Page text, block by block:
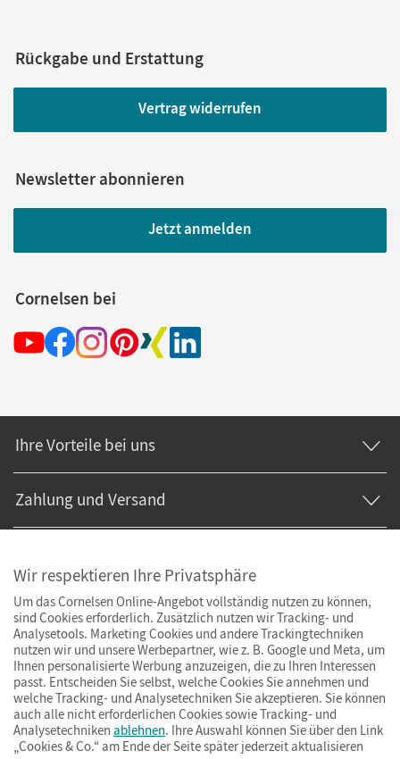
Rückgabe und Erstattung
Vertrag widerrufen
Newsletter abonnieren
Jetzt anmelden
Cornelsen bei
Ihre Vorteile bei uns
Zahlung und Versand
Wir respektieren Ihre Privatsphäre
Um das Cornelsen Online-Angebot vollständig nutzen zu können,
sind Cookies erforderlich. Zusätzlich nutzen wir Tracking- und
Analysetools. Marketing Cookies und andere Trackingtechniken
nutzen wir und unsere Werbepartner, wie z. B. Google und Meta, um
Ihnen personalisierte Werbung anzuzeigen, die zu Ihren Interessen
passt. Entscheiden Sie selbst, welche Cookies Sie annehmen und
welche Tracking- und Analysetechniken Sie akzeptieren. Sie können
auch alle nicht erforderlichen Cookies sowie Tracking- und
Analysetechniken ablehnen. Ihre Auswahl können Sie über den Link
„Cookies & Co.“ am Ende der Seite später jederzeit aktualisieren